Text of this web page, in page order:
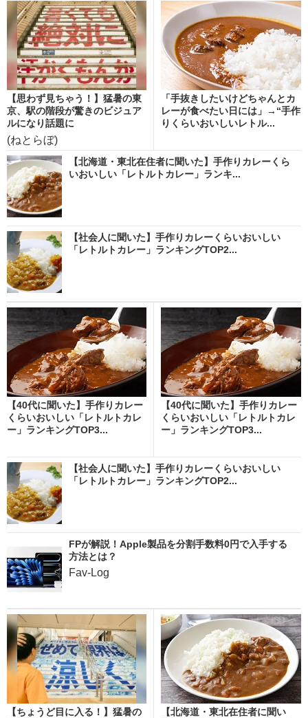
【思わず見ちゃう！】猛暑の東
京、駅の階段が驚きのビジュア
ルになり話題に
(ねとらぼ)
「手抜きしたいけどちゃんとカ
レーが食べたい日には」→“手作
りくらいおいしいレトル...
【北海道・東北在住者に聞いた】手作りカレーくら
いおいしい「レトルトカレー」ランキ...
【社会人に聞いた】手作りカレーくらいおいしい
「レトルトカレー」ランキングTOP2...
【40代に聞いた】手作りカレー
くらいおいしい「レトルトカレ
ー」ランキングTOP3...
【40代に聞いた】手作りカレー
くらいおいしい「レトルトカレ
ー」ランキングTOP3...
【社会人に聞いた】手作りカレーくらいおいしい
「レトルトカレー」ランキングTOP2...
FPが解説！Apple製品を分割手数料0円で入手する
方法とは？
Fav-Log
【ちょうど目に入る！】猛暑の
【北海道・東北在住者に聞い